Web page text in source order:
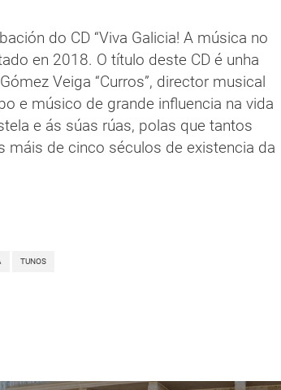
do CD “Viva Galicia! A música no
en 2018. O título deste CD é unha
Veiga “Curros”, director musical
e músico de grande influencia na vida
e ás súas rúas, polas que tantos
máis de cinco séculos de existencia da
TUNOS